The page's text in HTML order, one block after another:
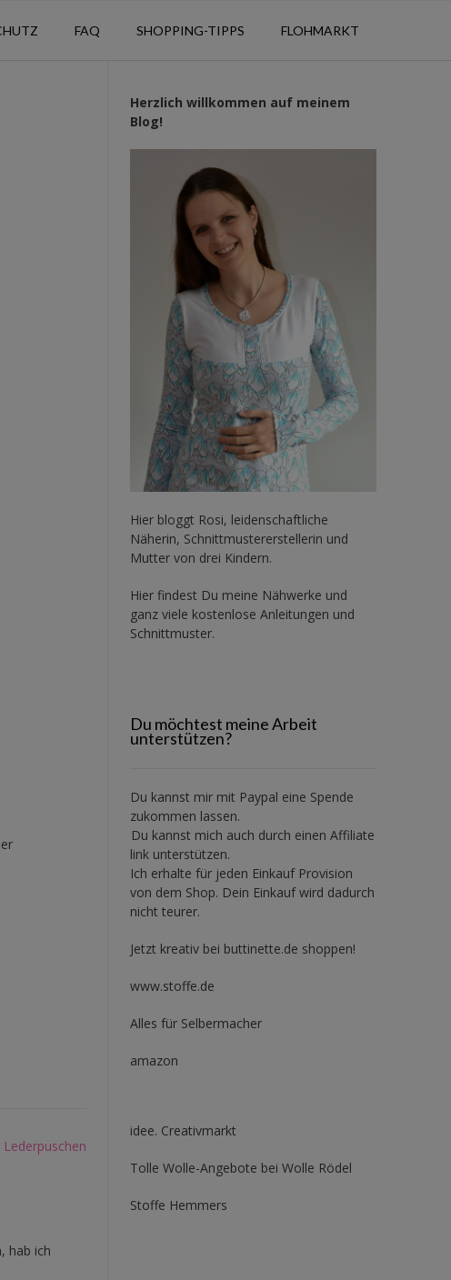
FAQ SHOPPING-TIPPS FLOHMARKT
hab ich
Herzlich willkommen auf meinem
Blog!
Hier bloggt Rosi, leidenschaftliche
Näherin, Schnittmustererstellerin und
Mutter von drei Kindern.
Hier findest Du meine Nähwerke und
ganz viele kostenlose Anleitungen und
Schnittmuster.
Du möchtest meine Arbeit
unterstützen?
Du kannst mir mit Paypal eine Spende
zukommen lassen.
Du kannst mich auch durch einen Affiliate
link unterstützen.
Ich erhalte für jeden Einkauf Provision
von dem Shop. Dein Einkauf wird dadurch
nicht teurer.
Jetzt kreativ bei buttinette.de shoppen!
www.stoffe.de
Alles für Selbermacher
amazon
idee. Creativmarkt
Tolle Wolle-Angebote bei Wolle Rödel
Stoffe Hemmers